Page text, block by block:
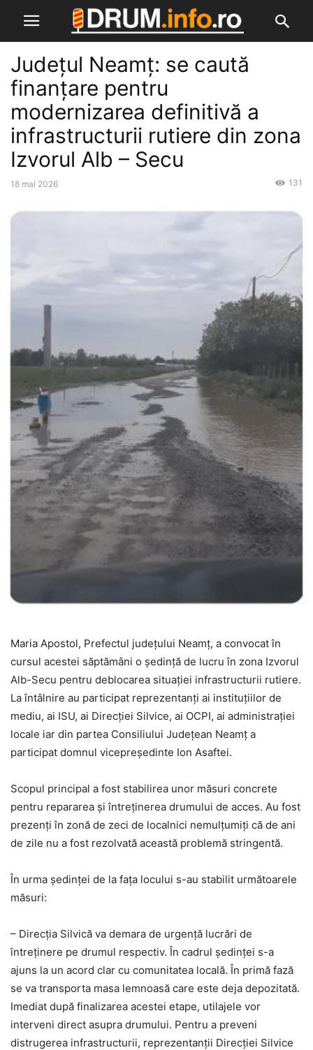
Județul Neamț: se caută
finanțare pentru
modernizarea definitivă a
infrastructurii rutiere din zona
Izvorul Alb – Secu
18 mai 2026 131
Maria Apostol, Prefectul județului Neamț, a convocat în
cursul acestei săptămâni o ședință de lucru în zona Izvorul
Alb-Secu pentru deblocarea situației infrastructurii rutiere.
La întâlnire au participat reprezentanți ai instituțiilor de
mediu, ai ISU, ai Direcției Silvice, ai OCPI, ai administrației
locale iar din partea Consiliului Județean Neamț a
participat domnul vicepreședinte Ion Asaftei.
Scopul principal a fost stabilirea unor măsuri concrete
pentru repararea și întreținerea drumului de acces. Au fost
prezenți în zonă de zeci de localnici nemulțumiți că de ani
de zile nu a fost rezolvată această problemă stringentă.
În urma ședinței de la fața locului s-au stabilit următoarele
măsuri:
– Direcția Silvică va demara de urgență lucrări de
întreținere pe drumul respectiv. În cadrul ședinței s-a
ajuns la un acord clar cu comunitatea locală. În primă fază
se va transporta masa lemnoasă care este deja depozitată.
Imediat după finalizarea acestei etape, utilajele vor
interveni direct asupra drumului. Pentru a preveni
distrugerea infrastructurii, reprezentanții Direcției Silvice